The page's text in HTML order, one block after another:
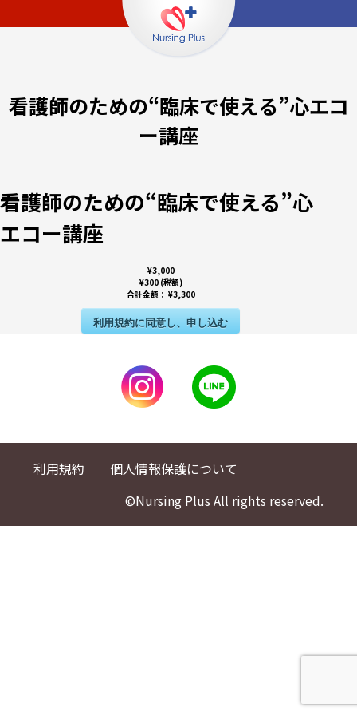
看護師のための“臨床で使える”心エコ
ー講座
看護師のための“臨床で使える”心
エコー講座
¥3,000
¥300 (税額)
合計金額： ¥3,300
利用規約に同意し、申し込む
利用規約
個人情報保護について
©Nursing Plus All rights reserved.